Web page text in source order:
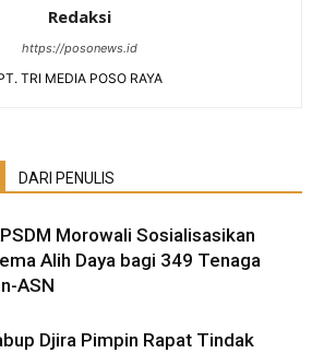
Redaksi
https://posonews.id
TRI MEDIA POSO RAYA
DARI PENULIS
Morowali Sosialisasikan
Alih Daya bagi 349 Tenaga
ASN
Djira Pimpin Rapat Tindak